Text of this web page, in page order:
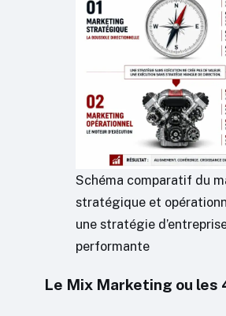
Schéma comparatif du
stratégique et
une stratégie
performante
Le Mix Marketing ou les